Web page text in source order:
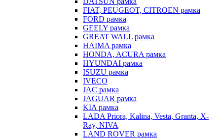
FIAT, PEUGEOT, CITROEN рамка
FORD рамка
GEELY рамка
GREAT WALL рамка
HAIMA рамка
HONDA, ACURA рамка
HYUNDAI рамка
ISUZU рамка
IVECO
JAC рамка
JAGUAR рамка
KIA рамка
LADA Priora, Kalina, Vesta, Granta, X-
Ray, NIVA
LAND ROVER рамка